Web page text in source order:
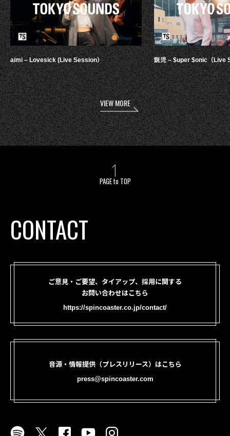
aimi – Lovesick (Live Session） 鋭児 – $uper $onic（Live
VIEW MORE
PAGE to TOP
CONTACT
ご意見・ご要望、タイアップ、採用に関する
お問い合わせはこちら
https://spincoaster.co.jp/contact/
音源・情報提供（プレスリリース）はこちら
press@spincoaster.com